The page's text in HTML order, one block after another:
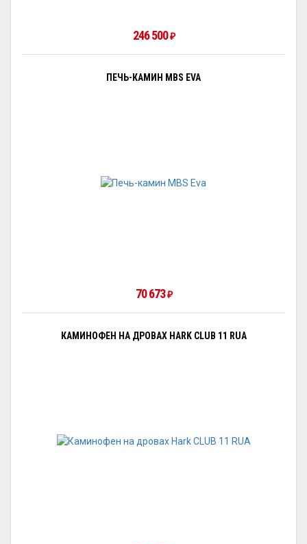
246 500 ₽
ПЕЧЬ-КАМИН MBS EVA
70 673 ₽
КАМИНОФЕН НА ДРОВАХ HARK CLUB 11 RUA